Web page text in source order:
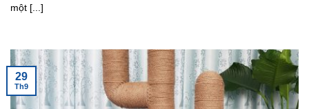
một [...]
29
Th9